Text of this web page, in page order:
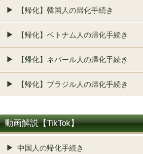
【帰化】韓国人の帰化手続き
【帰化】ベトナム人の帰化手続き
【帰化】ネパール人の帰化手続き
【帰化】ブラジル人の帰化手続き
動画解説【TikTok】
中国人の帰化手続き